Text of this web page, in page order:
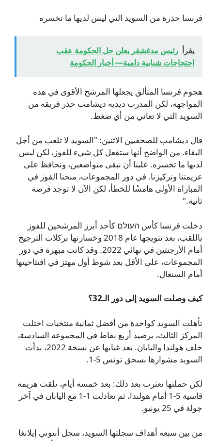
فرنسا حذرة من السويد التي ليس لديها ما تخسره
يقرأ رئيس مدغشقر يعلن حل الحكومة عقب
احتجاجات شبابية دامية— أخبار الحكومة
هجوم فرنسا المتألق يجعلها المرشح الأقوى في هذه
المواجهة، لكن المدرب ديديه ديشامب حذر فريقه من
السويد التي لا تعاني من أي ضغط.
قال ديشامب للصحفيين الاثنين: "السويد لا تلعب من أجل
البقاء. من الواضح أنها ستفعل كل شيء للفوز، لكن ليس
لديها ما تخسره. علينا أن نبقى متواضعين، ونحافظ على
عزيمتنا وتركيزنا. في دور المجموعات، منحنا الفوز في
المباراة الأولى هامشًا للخطأ، لكن الآن لا توجد فرصة
ثانية."
دخلت فرنسا كأس העולם كأحد أبرز المرشحين للفوز
باللقب، بعد تتويجها عام 2018 وخسارتها بركلات الترجيح
أمام الأرجنتين في نهائي 2022. وقد كانت مبهرة في دور
المجموعات، على الأقل بعد شوط أول مهتز في افتتاحيتها
أمام السنغال.
كيف وصلت السويد إلى دور الـ32؟
تأهلت السويد كواحدة من أفضل ثمانية منتخبات احتلت
المركز الثالث، برصيد أربع نقاط في المجموعة السادسة،
خلف هولندا واليابان. بعد غيابها عن نسخة 2022، بدأت
السويد مشوارها بسحق تونس 5-1.
لكن حملتها تعثرت بعد ذلك: بعد خمسة أيام، تلقت هزيمة
قاسية 5-1 أمام هولندا، ثم تعادلت 1-1 مع اليابان في آخر
جولة في 25 يونيو.
من بين سبعة أهداف سجلتها السويد، سجل أنتوني إيلانغا